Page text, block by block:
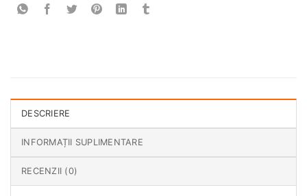
DESCRIERE
INFORMAȚII SUPLIMENTARE
RECENZII (0)